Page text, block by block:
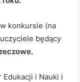
konkursie (na
będący
i Nauki i